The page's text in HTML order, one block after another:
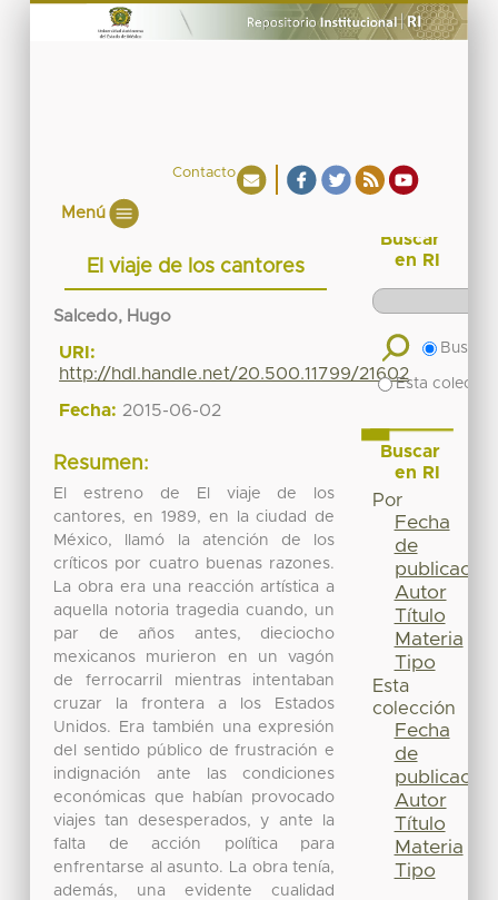
Contacto
Menú
El viaje de los cantores
Salcedo, Hugo
URI:
http://hdl.handle.net/20.500.11799/21602
Fecha: 2015-06-02
Resumen:
El estreno de El viaje de los
cantores, en 1989, en la ciudad de
México, llamó la atención de los
críticos por cuatro buenas razones.
La obra era una reacción artística a
aquella notoria tragedia cuando, un
par de años antes, dieciocho
mexicanos murieron en un vagón
de ferrocarril mientras intentaban
cruzar la frontera a los Estados
Unidos. Era también una expresión
del sentido público de frustración e
indignación ante las condiciones
económicas que habían provocado
viajes tan desesperados, y ante la
falta de acción política para
enfrentarse al asunto. La obra tenía,
además, una evidente cualidad
Buscar
en RI
Buscar
Esta
Buscar
en RI
Por
Fecha
de
publicación
Autor
Título
Materia
Tipo
Esta
colección
Fecha
de
publicación
Autor
Título
Materia
Tipo